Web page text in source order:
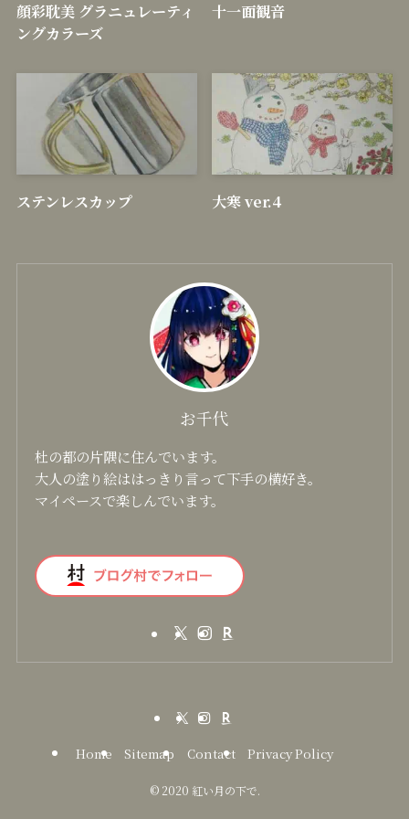
顔彩耽美 グラニュレーティ
ングカラーズ
十一面観音
ステンレスカップ 大寒 ver.4
お千代
杜の都の片隅に住んでいます。
大人の塗り絵ははっきり言って下手の横好き。
マイペースで楽しんでいます。
Home Sitemap Contact Privacy Policy
©2020 紅い月の下で.